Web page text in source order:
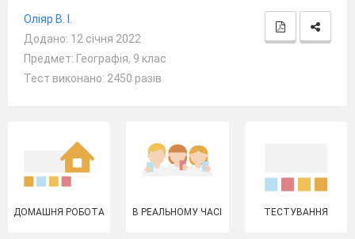
Оліяр В. І.
Додано: 12 січня 2022
Предмет: Географія, 9 клас
Тест виконано: 2450 разів
ДОМАШНЯ РОБОТА В РЕАЛЬНОМУ ЧАСІ ТЕСТУВАННЯ